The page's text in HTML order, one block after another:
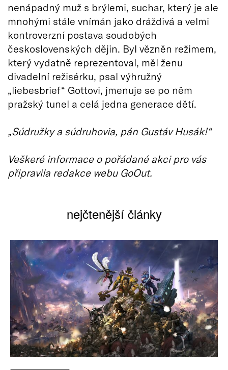
nenápadný muž s brýlemi, suchar, který je ale
mnohými stále vnímán jako dráždivá a velmi
kontroverzní postava soudobých
československých dějin. Byl vězněn režimem,
který vydatně reprezentoval, měl ženu
divadelní režisérku, psal výhružný
„liebesbrief“ Gottovi, jmenuje se po něm
pražský tunel a celá jedna generace dětí.
„Súdružky a súdruhovia, pán Gustáv Husák!“
Veškeré informace o pořádané akci pro vás
připravila redakce webu GoOut.
nejčtenější články